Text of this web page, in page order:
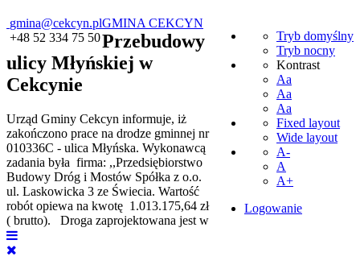
gmina@cekcyn.pl
+48 52 334 75 50
Tryb domyślny
Tryb nocny
Kontrast
Aa
Aa
Aa
Fixed layout
Wide layout
A-
A
A+
Logowanie
GMINA CEKCYN
Przebudowy
ulicy Młyńskiej w
Cekcynie
Urząd Gminy Cekcyn informuje, iż
zakończono prace na drodze gminnej nr
010336C - ulica Młyńska. Wykonawcą
zadania była firma: ,,Przedsiębiorstwo
Budowy Dróg i Mostów Spółka z o.o.
ul. Laskowicka 3 ze Świecia. Wartość
robót opiewa na kwotę 1.013.175,64 zł
( brutto). Droga zaprojektowana jest w